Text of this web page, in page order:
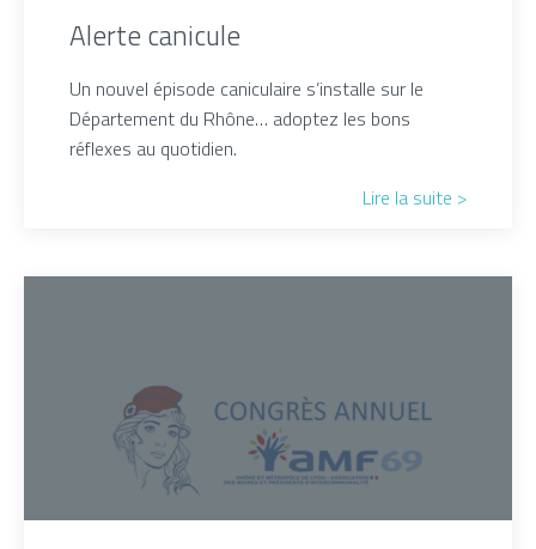
Alerte canicule
Un nouvel épisode caniculaire s’installe sur le
Département du Rhône… adoptez les bons
réflexes au quotidien.
Lire la suite >